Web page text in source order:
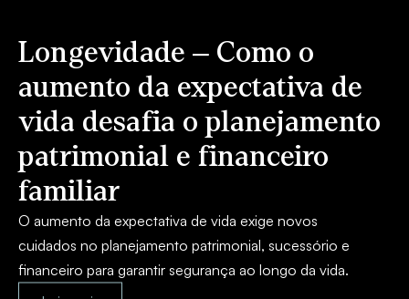
Longevidade – Como o
aumento da expectativa de
vida desafia o planejamento
patrimonial e financeiro
familiar
O aumento da expectativa de vida exige novos
cuidados no planejamento patrimonial, sucessório e
financeiro para garantir segurança ao longo da vida.